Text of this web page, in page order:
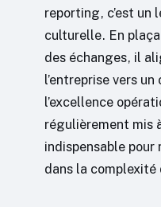
reporting, c’est un
culturelle. En
des échanges, il
l’entreprise vers
l’excellence
régulièrement mis
indispensable pour
dans la complexité